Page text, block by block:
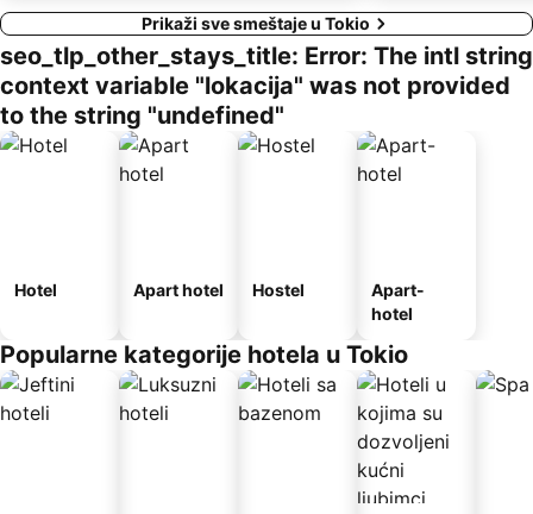
Prikaži sve smeštaje u Tokio
seo_tlp_other_stays_title: Error: The intl string
context variable "lokacija" was not provided
to the string "undefined"
Hotel Apart hotel Hostel
Apart-
hotel
Popularne kategorije hotela u Tokio